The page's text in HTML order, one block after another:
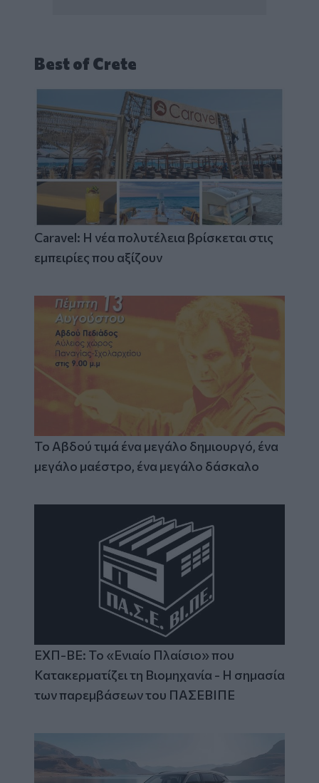
Best of Crete
Caravel: Η νέα πολυτέλεια βρίσκεται στις
εμπειρίες που αξίζουν
Το Αβδού τιμά ένα μεγάλο δημιουργό, ένα
μεγάλο μαέστρο, ένα μεγάλο δάσκαλο
ΕΧΠ-ΒΕ: Το «Ενιαίο Πλαίσιο» που
Κατακερματίζει τη Βιομηχανία - Η σημασία
των παρεμβάσεων του ΠΑΣΕΒΙΠΕ